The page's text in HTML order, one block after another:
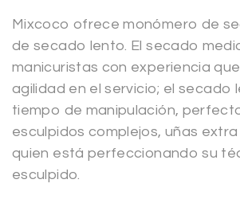
Mixcoco ofrece monómero de
de secado lento. El secado
manicuristas con experiencia
agilidad en el servicio; el secado
tiempo de manipulación,
esculpidos complejos, uñas
quien está perfeccionando su
esculpido.